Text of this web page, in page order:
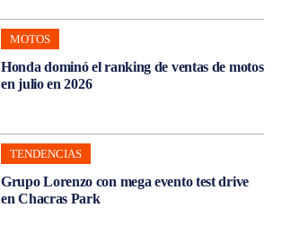
MOTOS
Honda dominó el ranking de ventas de motos
en julio en 2026
TENDENCIAS
Grupo Lorenzo con mega evento test drive
en Chacras Park